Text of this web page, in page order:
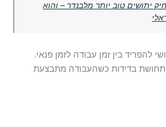
יתושים טוב יותר מלבנדר – והוא
להפריד בין זמן עבודה לזמן פנאי.
תחושת בדידות כשהעבודה מתבצעת